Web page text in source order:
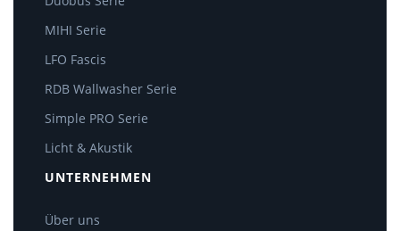
MIHI Serie
LFO Fascis
RDB Wallwasher Serie
Simple PRO Serie
Licht & Akustik
UNTERNEHMEN
Über uns